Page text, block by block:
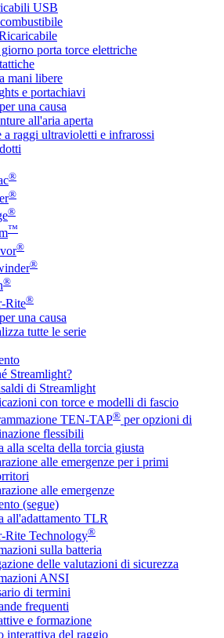
USB
porta torce elettriche
mani libere
e portachiavi
una causa
all'aria aperta
a raggi ultravioletti e infrarossi
®
®
®
™
®
®
®
Rite®
una causa
tutte le serie
Streamlight?
di Streamlight
con torce e modelli di fascio
TEN-TAP® per opzioni di
flessibili
alla scelta della torcia giusta
alle emergenze per i primi
alle emergenze
(segue)
all'adattamento TLR
Rite Technology®
sulla batteria
delle valutazioni di sicurezza
ANSI
di termini
frequenti
e formazione
interattiva del raggio